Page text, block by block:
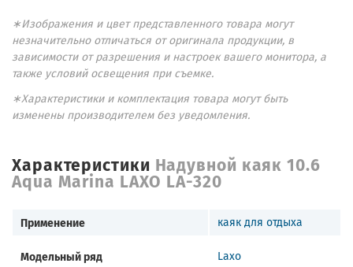
∗Изображения и цвет представленного товара могут
незначительно отличаться от оригинала продукции, в
зависимости от разрешения и настроек вашего монитора, а
также условий освещения при съемке.
∗Характеристики и комплектация товара могут быть
изменены производителем без уведомления.
Характеристики Надувной каяк 10.6
Aqua Marina LAXO LA-320
Применение каяк для отдыха
Модельный ряд Laxo